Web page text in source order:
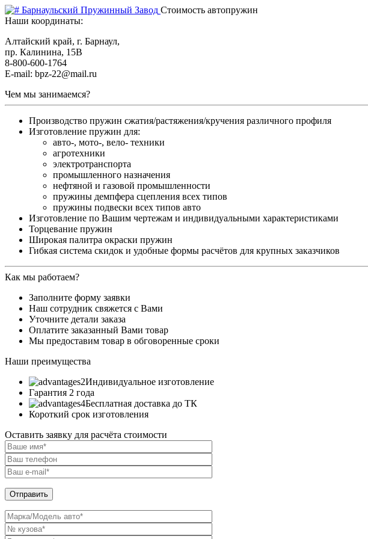
Барнаульский Пружинный Завод Стоимость автопружин
Наши координаты:
Алтайский край, г. Барнаул,
пр. Калинина, 15В
8-800-600-1764
E-mail: bpz-22@mail.ru
Чем мы занимаемся?
Производство пружин сжатия/растяжения/кручения различного профиля
Изготовление пружин для:
авто-, мото-, вело- техники
агротехники
электротранспорта
промышленного назначения
нефтяной и газовой промышленности
пружины демпфера сцепления всех типов
пружины подвески всех типов авто
Изготовление по Вашим чертежам и индивидуальными характеристиками
Торцевание пружин
Широкая палитра окраски пружин
Гибкая система скидок и удобные формы расчётов для крупных заказчиков
Как мы работаем?
Заполните форму заявки
Наш сотрудник свяжется с Вами
Уточните детали заказа
Оплатите заказанный Вами товар
Мы предоставим товар в обговоренные сроки
Наши преимущества
Индивидуальное изготовление
Гарантия 2 года
Бесплатная доставка до ТК
Короткий срок изготовления
Оставить заявку для расчёта стоимости